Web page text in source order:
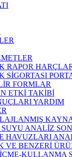
RAPOR
SİGORTASI
FORMLAR
ETKİ TAKİBİ
YARDIM
ANALİZ
HAVUZLARI
VE BENZERİ
KULLANMA